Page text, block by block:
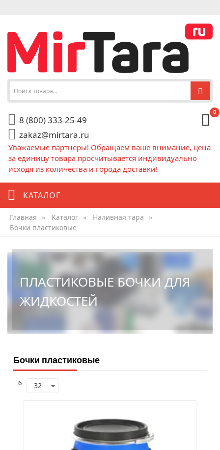
8 (800) 333-25-49
zakaz@mirtara.ru
0
Уважаемые партнеры! Обращаем ваше внимание, цена
за единицу товара просчитывается индивидуально
исходя из количества и города доставки!
КАТАЛОГ
Главная » Каталог » Наливная тара
»
Бочки пластиковые
ПЛАСТИКОВЫЕ БОЧКИ ДЛЯ
ЖИДКОСТЕЙ
Бочки пластиковые
6